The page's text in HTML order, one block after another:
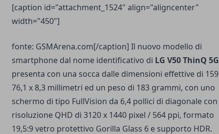
[caption id="attachment_1524" align="aligncenter"
width="450"]
fonte: GSMArena.com[/caption] Il nuovo modello di
smartphone dal nome identificativo di LG V50 ThinQ
presenta con una socca dalle dimensioni effettive di
76,1 x 8,3 millimetri ed un peso di 183 grammi, con uno
schermo di tipo FullVision da 6,4 pollici di diagonale con
risoluzione QHD di 3120 x 1440 pixel / 564 ppi, formato
19,5:9 vetro protettivo Gorilla Glass 6 e supporto HDR.